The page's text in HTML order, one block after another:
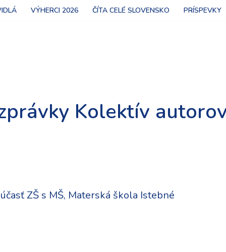
VÝHERCI 2026 ČÍTA CELÉ SLOVENSKO PRÍSPEVKY
Kolektív
ZŠ s MŠ, Materská škola Istebné